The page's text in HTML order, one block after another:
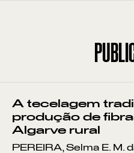
BORDADO DA
A tecelagem
produção de
Algarve rural
PEREIRA, Selma E. M.